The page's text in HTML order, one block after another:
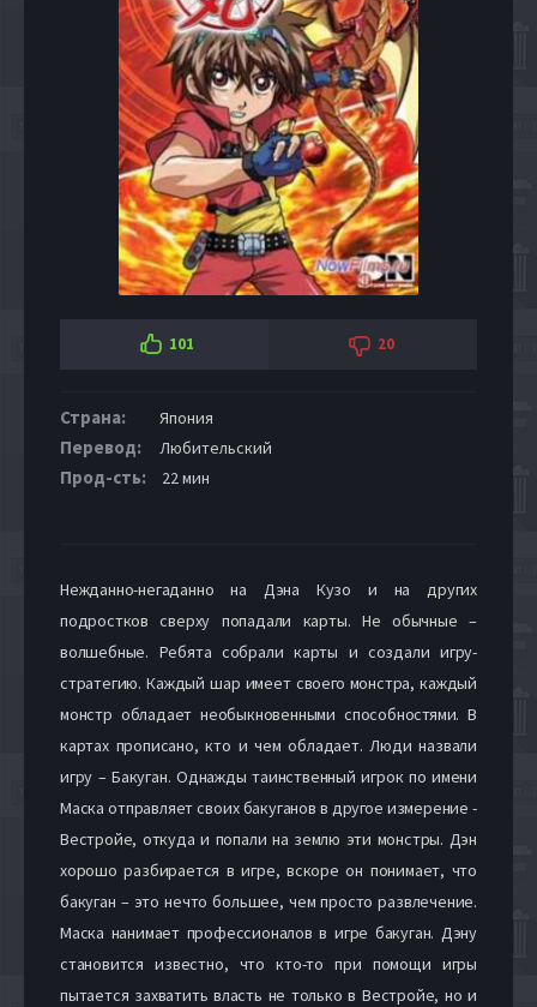
101 20
Страна: Япония
Перевод: Любительский
Прод-сть: 22 мин
Нежданно-негаданно на Дэна Кузо и на других
подростков сверху попадали карты. Не обычные –
волшебные. Ребята собрали карты и создали игру-
стратегию. Каждый шар имеет своего монстра, каждый
монстр обладает необыкновенными способностями. В
картах прописано, кто и чем обладает. Люди назвали
игру – Бакуган. Однажды таинственный игрок по имени
Маска отправляет своих бакуганов в другое измерение -
Вестройе, откуда и попали на землю эти монстры. Дэн
хорошо разбирается в игре, вскоре он понимает, что
бакуган – это нечто большее, чем просто развлечение.
Маска нанимает профессионалов в игре бакуган. Дэну
становится известно, что кто-то при помощи игры
пытается захватить власть не только в Вестройе, но и